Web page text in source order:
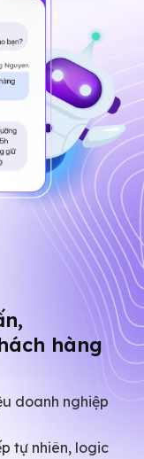
hàng
doanh nghiệp
tự nhiên, logic